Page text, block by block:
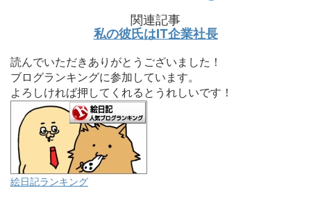
関連記事
私の彼氏はIT企業社長
読んでいただきありがとうございました！
ブログランキングに参加しています。
よろしければ押してくれるとうれしいです！
絵日記ランキング